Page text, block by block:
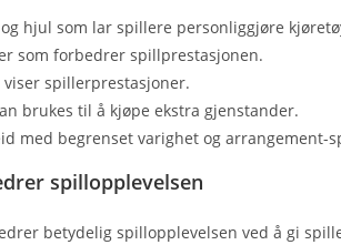
hjul som lar spillere personliggjøre
som forbedrer spillprestasjonen.
spillerprestasjoner.
brukes til å kjøpe ekstra gjenstander.
med begrenset varighet og arrangement-
spillopplevelsen
betydelig spillopplevelsen ved å gi